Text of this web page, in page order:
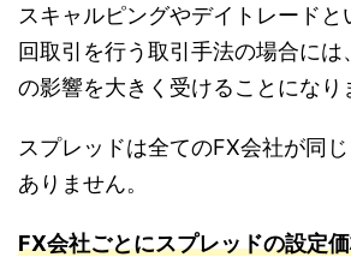
スキャルピングやデイトレードと
回取引を行う取引手法の場合には
の影響を大きく受けることになり
スプレッドは全てのFX会社が同
ありません。
FX会社ごとにスプレッドの設定